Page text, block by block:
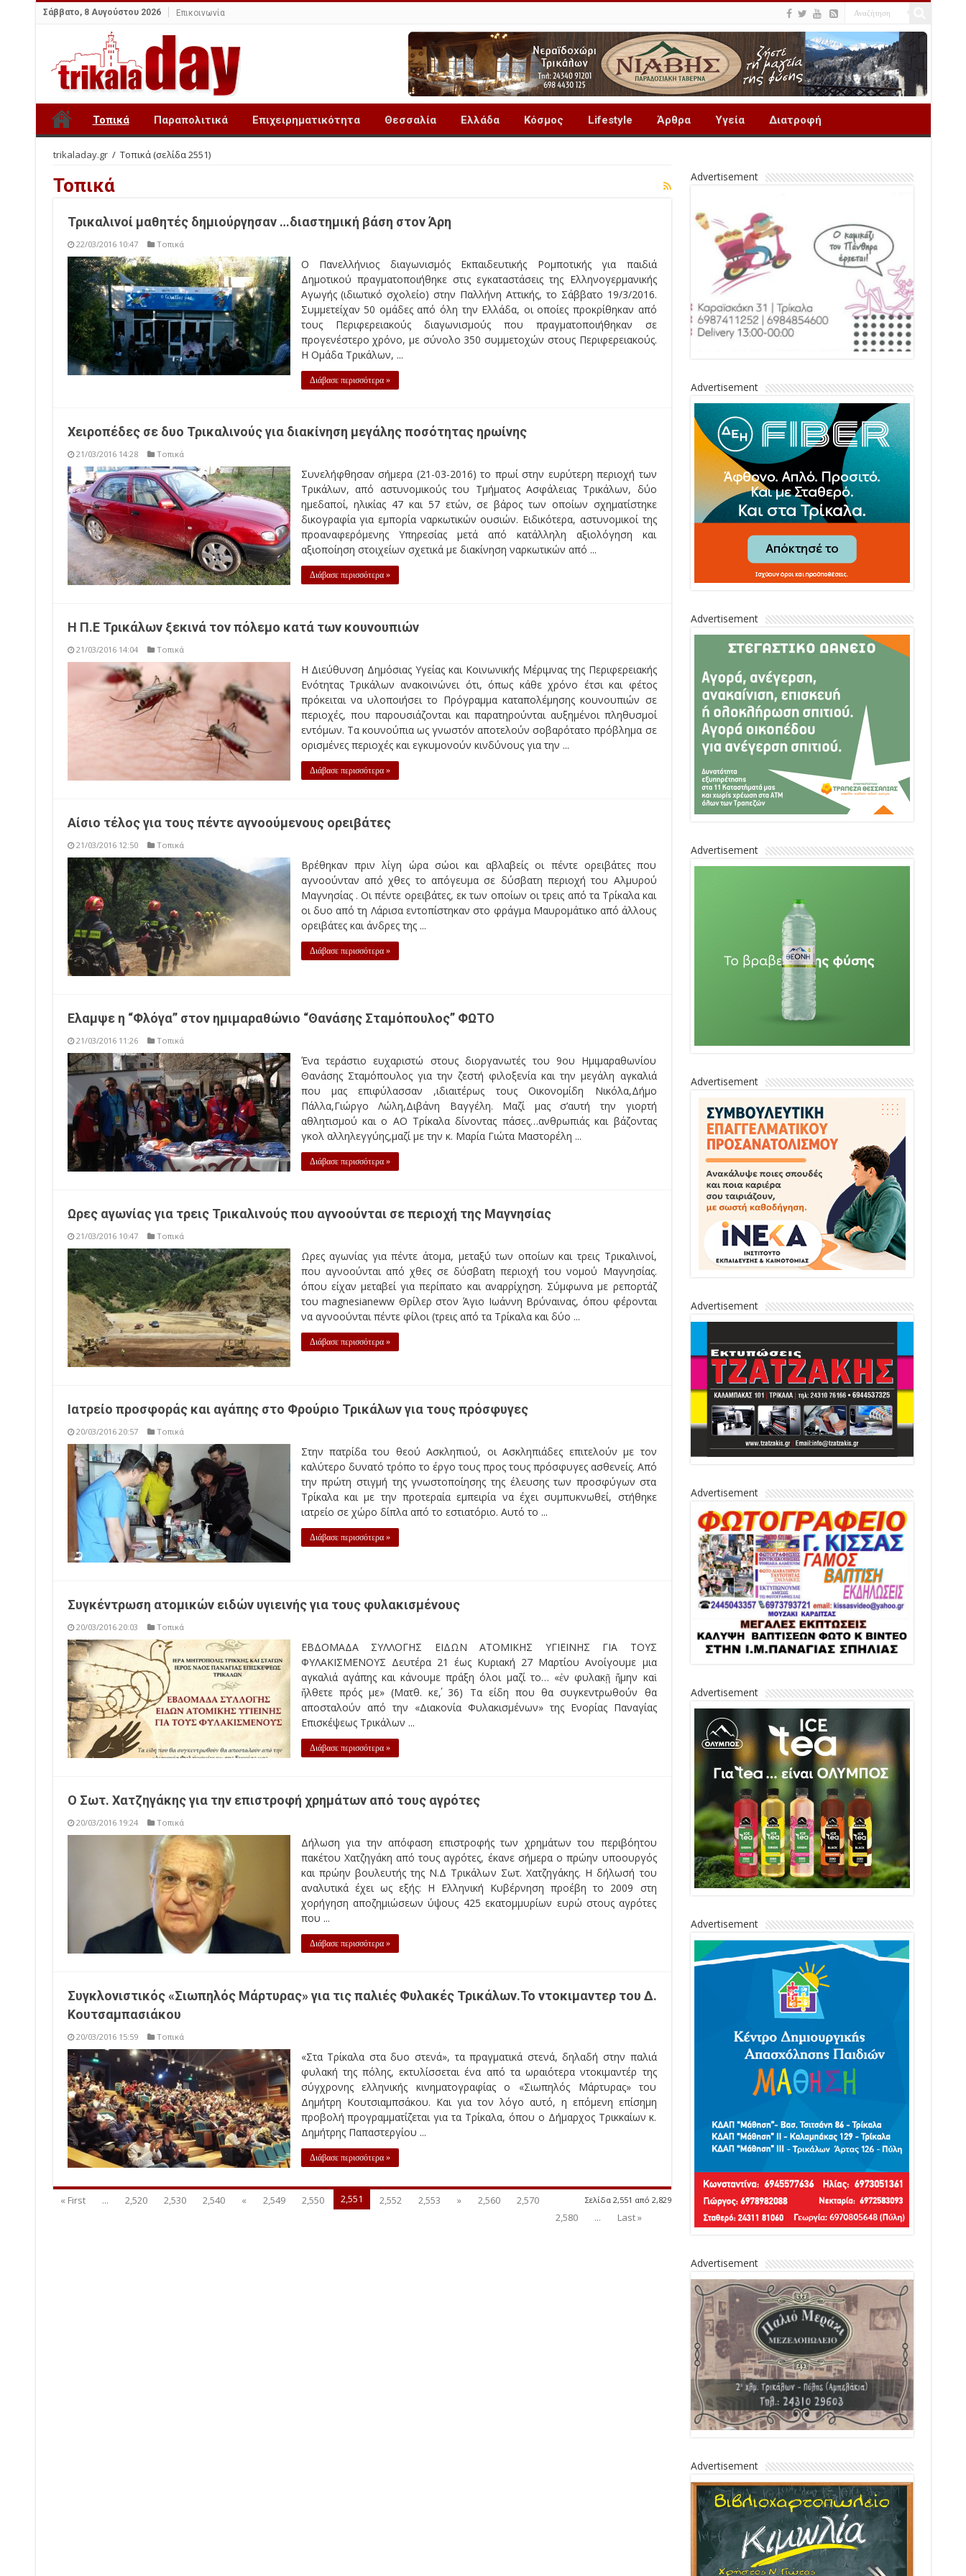
Σάββατο, 8 Αυγούστου 2026 Επικοινωνία
Τοπικά Παραπολιτικά Επιχειρηματικότητα Θεσσαλία Ελλάδα Κόσμος Lifestyle Άρθρα Υγεία Διατροφή
trikaladay.gr / Τοπικά(σελίδα 2551)
Τοπικά
Τρικαλινοί μαθητές δημιούργησαν …διαστημική βάση στον Άρη
22/03/2016 10:47 Τοπικά
Ο Πανελλήνιος διαγωνισμός Εκπαιδευτικής Ρομποτικής για παιδιά
Δημοτικού πραγματοποιήθηκε στις εγκαταστάσεις της Ελληνογερμανικής
Αγωγής (ιδιωτικό σχολείο) στην Παλλήνη Αττικής, το Σάββατο 19/3/2016.
Συμμετείχαν 50 ομάδες από όλη την Ελλάδα, οι οποίες προκρίθηκαν από
τους Περιφερειακούς διαγωνισμούς που πραγματοποιήθηκαν σε
προγενέστερο χρόνο, με σύνολο 350 συμμετοχών στους Περιφερειακούς.
Η Ομάδα Τρικάλων, ...
Διάβασε περισσότερα »
Χειροπέδες σε δυο Τρικαλινούς για διακίνηση μεγάλης ποσότητας ηρωίνης
21/03/2016 14:28 Τοπικά
Συνελήφθησαν σήμερα (21-03-2016) το πρωί στην ευρύτερη περιοχή των
Τρικάλων, από αστυνομικούς του Τμήματος Ασφάλειας Τρικάλων, δύο
ημεδαποί, ηλικίας 47 και 57 ετών, σε βάρος των οποίων σχηματίστηκε
δικογραφία για εμπορία ναρκωτικών ουσιών. Ειδικότερα, αστυνομικοί της
προαναφερόμενης Υπηρεσίας μετά από κατάλληλη αξιολόγηση και
αξιοποίηση στοιχείων σχετικά με διακίνηση ναρκωτικών από ...
Διάβασε περισσότερα »
Η Π.Ε Τρικάλων ξεκινά τον πόλεμο κατά των κουνουπιών
21/03/2016 14:04 Τοπικά
Η Διεύθυνση Δημόσιας Υγείας και Κοινωνικής Μέριμνας της Περιφερειακής
Ενότητας Τρικάλων ανακοινώνει ότι, όπως κάθε χρόνο έτσι και φέτος
πρόκειται να υλοποιήσει το Πρόγραμμα καταπολέμησης κουνουπιών σε
περιοχές, που παρουσιάζονται και παρατηρούνται αυξημένοι πληθυσμοί
εντόμων. Τα κουνούπια ως γνωστόν αποτελούν σοβαρότατο πρόβλημα σε
ορισμένες περιοχές και εγκυμονούν κινδύνους για την ...
Διάβασε περισσότερα »
Αίσιο τέλος για τους πέντε αγνοούμενους ορειβάτες
21/03/2016 12:50 Τοπικά
Βρέθηκαν πριν λίγη ώρα σώοι και αβλαβείς οι πέντε ορειβάτες που
αγνοούνταν από χθες το απόγευμα σε δύσβατη περιοχή του Αλμυρού
Μαγνησίας . Οι πέντε ορειβάτες, εκ των οποίων οι τρεις από τα Τρίκαλα και
οι δυο από τη Λάρισα εντοπίστηκαν στο φράγμα Μαυρομάτικο από άλλους
ορειβάτες και άνδρες της ...
Διάβασε περισσότερα »
Ελαμψε η “Φλόγα” στον ημιμαραθώνιο “Θανάσης Σταμόπουλος” ΦΩΤΟ
21/03/2016 11:26 Τοπικά
Ένα τεράστιο ευχαριστώ στους διοργανωτές του 9ου Ημιμαραθωνίου
Θανάσης Σταμόπουλος για την ζεστή φιλοξενία και την μεγάλη αγκαλιά
που μας επιφύλασσαν ,ιδιαιτέρως τους Οικονομίδη Νικόλα,Δήμο
Πάλλα,Γιώργο Λώλη,Διβάνη Βαγγέλη. Μαζί μας σ’αυτή την γιορτή
αθλητισμού και ο ΑΟ Τρίκαλα δίνοντας πάσες…ανθρωπιάς και βάζοντας
γκολ αλληλεγγύης,μαζί με την κ. Μαρία Γιώτα Μαστορέλη ...
Διάβασε περισσότερα »
Ωρες αγωνίας για τρεις Τρικαλινούς που αγνοούνται σε περιοχή της Μαγνησίας
21/03/2016 10:47 Τοπικά
Ωρες αγωνίας για πέντε άτομα, μεταξύ των οποίων και τρεις Τρικαλινοί,
που αγνοούνται από χθες σε δύσβατη περιοχή του νομού Μαγνησίας.
όπου είχαν μεταβεί για περίπατο και αναρρίχηση. Σύμφωνα με ρεπορτάζ
του magnesianeww Θρίλερ στον Άγιο Ιωάννη Βρύναινας, όπου φέρονται
να αγνοούνται πέντε φίλοι (τρεις από τα Τρίκαλα και δύο ...
Διάβασε περισσότερα »
Ιατρείο προσφοράς και αγάπης στο Φρούριο Τρικάλων για τους πρόσφυγες
20/03/2016 20:57 Τοπικά
Στην πατρίδα του θεού Ασκληπιού, οι Ασκληπιάδες επιτελούν με τον
καλύτερο δυνατό τρόπο το έργο τους προς τους πρόσφυγες ασθενείς. Από
την πρώτη στιγμή της γνωστοποίησης της έλευσης των προσφύγων στα
Τρίκαλα και με την προτεραία εμπειρία να έχει συμπυκνωθεί, στήθηκε
ιατρείο σε χώρο δίπλα από το εστιατόριο. Αυτό το ...
Διάβασε περισσότερα »
Συγκέντρωση ατομικών ειδών υγιεινής για τους φυλακισμένους
20/03/2016 20:03 Τοπικά
ΕΒΔΟΜΑΔΑ ΣΥΛΛΟΓΗΣ ΕΙΔΩΝ ΑΤΟΜΙΚΗΣ ΥΓΙΕΙΝΗΣ ΓΙΑ ΤΟΥΣ
ΦΥΛΑΚΙΣΜΕΝΟΥΣ Δευτέρα 21 έως Κυριακή 27 Μαρτίου Ανοίγουμε μια
αγκαλιά αγάπης και κάνουμε πράξη όλοι μαζί το… «ἐν φυλακῇ ἤμην καὶ
ἤλθετε πρός με» (Ματθ. κε΄, 36) Τα είδη που θα συγκεντρωθούν θα
αποσταλούν από την «Διακονία Φυλακισμένων» της Ενορίας Παναγίας
Επισκέψεως Τρικάλων ...
Διάβασε περισσότερα »
Ο Σωτ. Χατζηγάκης για την επιστροφή χρημάτων από τους αγρότες
20/03/2016 19:24 Τοπικά
Δήλωση για την απόφαση επιστροφής των χρημάτων του περιβόητου
πακέτου Χατζηγάκη από τους αγρότες, έκανε σήμερα ο πρώην υποουργός
και πρώην βουλευτής της Ν.Δ Τρικάλων Σωτ. Χατζηγάκης. Η δήλωσή του
αναλυτικά έχει ως εξής: Η Ελληνική Κυβέρνηση προέβη το 2009 στη
χορήγηση αποζημιώσεων ύψους 425 εκατομμυρίων ευρώ στους αγρότες
που ...
Διάβασε περισσότερα »
Συγκλονιστικός «Σιωπηλός Μάρτυρας» για τις παλιές Φυλακές Τρικάλων.Το ντοκιμαντερ του Δ.
Κουτσαμπασιάκου
20/03/2016 15:59 Τοπικά
«Στα Τρίκαλα στα δυο στενά», τα πραγματικά στενά, δηλαδή στην παλιά
φυλακή της πόλης, εκτυλίσσεται ένα από τα ωραιότερα ντοκιμαντέρ της
σύγχρονης ελληνικής κινηματογραφίας ο «Σιωπηλός Μάρτυρας» του
Δημήτρη Κουτσιαμπσάκου. Και για τον λόγο αυτό, η επόμενη επίσημη
προβολή προγραμματίζεται για τα Τρίκαλα, όπου ο Δήμαρχος Τρικκαίων κ.
Δημήτρης Παπαστεργίου ...
Διάβασε περισσότερα »
Σελίδα 2,551 από 2,829
« First ... 2,520 2,530 2,540 « 2,549 2,550 2,551 2,552 2,553 » 2,560
2,570
2,580
... Last »
Advertisement
Advertisement
Advertisement
Advertisement
Advertisement
Advertisement
Advertisement
Advertisement
Advertisement
Advertisement
Advertisement